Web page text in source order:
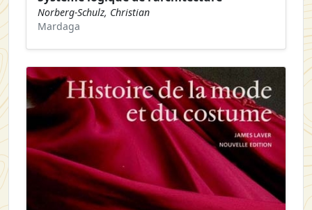
Norberg-Schulz, Christian
Mardaga